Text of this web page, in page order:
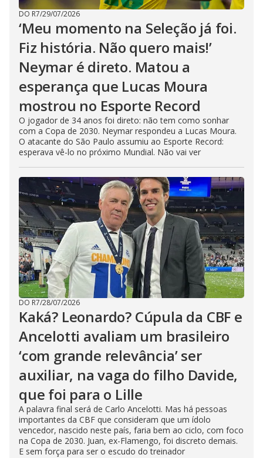
DO R7/29/07/2026
‘Meu momento na Seleção já foi.
Fiz história. Não quero mais!’
Neymar é direto. Matou a
esperança que Lucas Moura
mostrou no Esporte Record
O jogador de 34 anos foi direto: não tem como sonhar
com a Copa de 2030. Neymar respondeu a Lucas Moura.
O atacante do São Paulo assumiu ao Esporte Record:
esperava vê-lo no próximo Mundial. Não vai ver
DO R7/28/07/2026
Kaká? Leonardo? Cúpula da CBF e
Ancelotti avaliam um brasileiro
‘com grande relevância’ ser
auxiliar, na vaga do filho Davide,
que foi para o Lille
A palavra final será de Carlo Ancelotti. Mas há pessoas
importantes da CBF que consideram que um ídolo
vencedor, nascido neste país, faria bem ao ciclo, com foco
na Copa de 2030. Juan, ex-Flamengo, foi discreto demais.
E sem força para ser o escudo do treinador